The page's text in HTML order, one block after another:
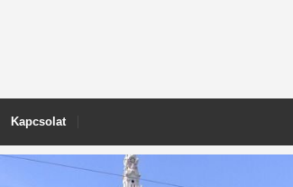
Kapcsolat